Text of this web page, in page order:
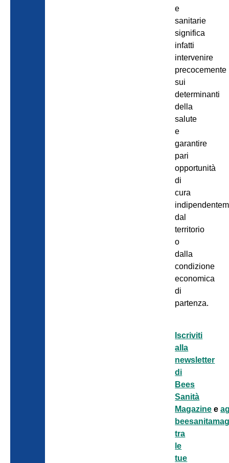
e
sanitarie
significa
infatti
intervenire
precocemente
sui
determinanti
della
salute
e
garantire
pari
opportunità
di
cura
dal
territorio
o
dalla
condizione
economica
di
partenza.
Iscriviti
alla
newsletter
di
Bees
Sanità
Magazine e
tra
le
tue